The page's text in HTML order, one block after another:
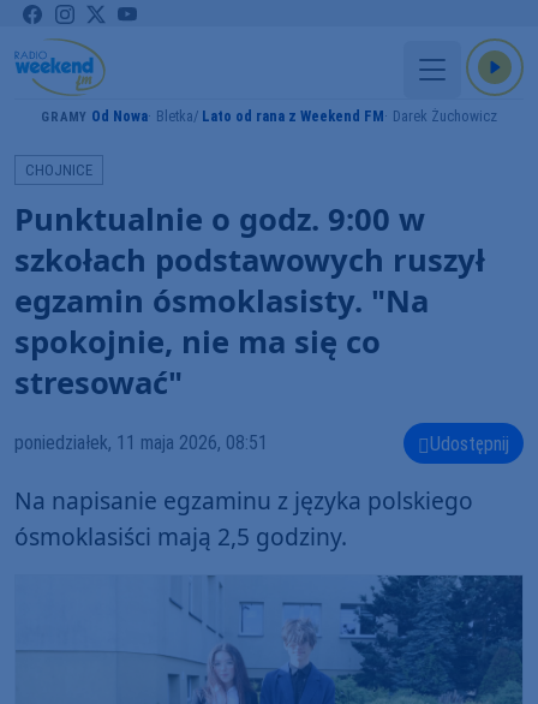
GRAMY Od Nowa Bletka Lato od rana z Weekend FM Darek Żuchowicz
CHOJNICE
Punktualnie o godz. 9:00 w
szkołach podstawowych ruszył
egzamin ósmoklasisty. "Na
spokojnie, nie ma się co
stresować"
poniedziałek, 11 maja 2026, 08:51 Udostępnij
Na napisanie egzaminu z języka polskiego
ósmoklasiści mają 2,5 godziny.